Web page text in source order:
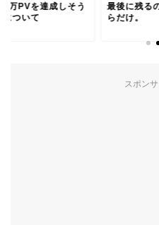
1万PVを達成しそう
について
最後に残る
らだけ。
スポン